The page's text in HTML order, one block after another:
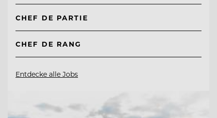
CHEF DE PARTIE
CHEF DE RANG
Entdecke alle Jobs